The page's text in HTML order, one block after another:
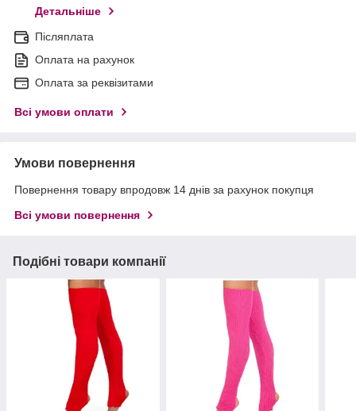
Детальніше
Післяплата
Оплата на рахунок
Оплата за реквізитами
Всі умови оплати
Умови повернення
Повернення товару впродовж 14 днів за рахунок покупця
Всі умови повернення
Подібні товари компанії